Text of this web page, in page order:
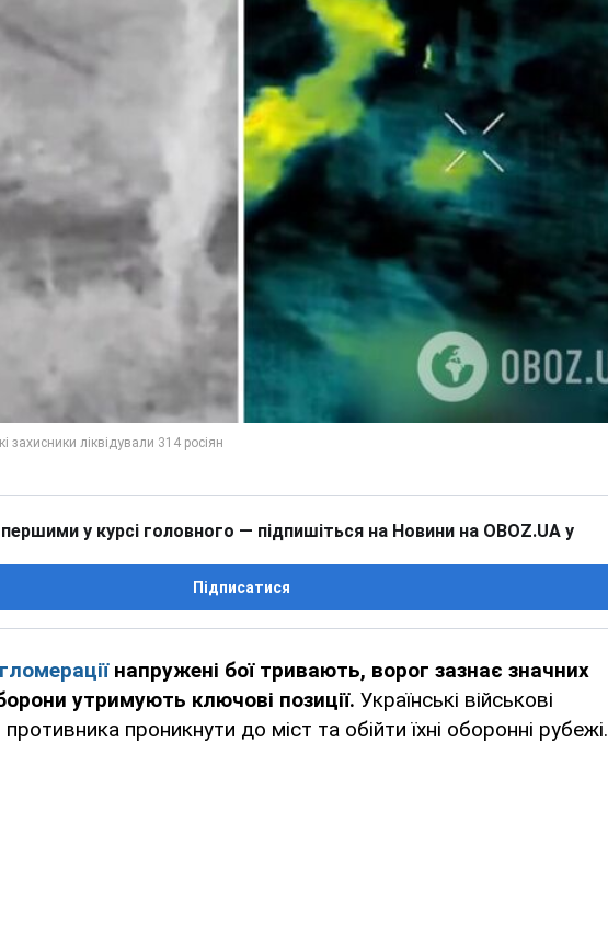
у курсі головного — підпишіться на Новини на OBOZ.UA у
Підписатися
напружені бої тривають, ворог зазнає значних
утримують ключові позиції. Українські військові
проникнути до міст та обійти їхні оборонні рубежі.